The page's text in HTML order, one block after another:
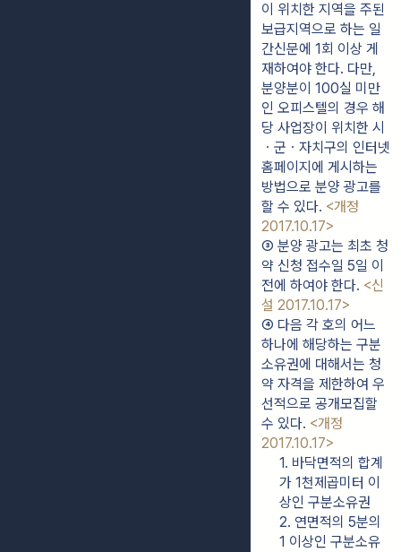
이 위치한 지역을 주된
보급지역으로 하는 일
간신문에 1회 이상 게
재하여야 한다. 다만,
분양분이 100실 미만
인 오피스텔의 경우 해
당 사업장이 위치한 시
ㆍ군ㆍ자치구의 인터넷
홈페이지에 게시하는
방법으로 분양 광고를
할 수 있다. <개정
2017.10.17>
③ 분양 광고는 최초 청
약 신청 접수일 5일 이
전에 하여야 한다. <신
설 2017.10.17>
④ 다음 각 호의 어느
하나에 해당하는 구분
소유권에 대해서는 청
약 자격을 제한하여 우
선적으로 공개모집할
수 있다. <개정
2017.10.17>
1. 바닥면적의 합계
가 1천제곱미터 이
상인 구분소유권
2. 연면적의 5분의
1 이상인 구분소유